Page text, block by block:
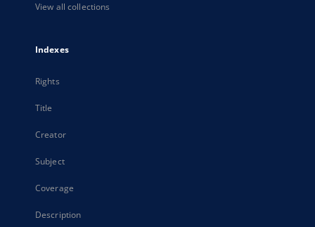
View all collections
Indexes
Rights
Title
Creator
Subject
Coverage
Description